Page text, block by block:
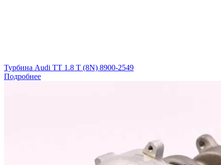
Турбина Audi TT 1.8 T (8N) 8900-2549
Подробнее